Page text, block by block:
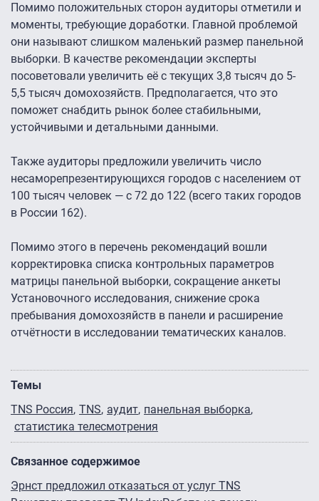
Помимо положительных сторон аудиторы отметили и
моменты, требующие доработки. Главной проблемой
они называют слишком маленький размер панельной
выборки. В качестве рекомендации эксперты
посоветовали увеличить её с текущих 3,8 тысяч до 5-
5,5 тысяч домохозяйств. Предполагается, что это
поможет снабдить рынок более стабильными,
устойчивыми и детальными данными.
Также аудиторы предложили увеличить число
несаморепрезентирующихся городов с населением от
100 тысяч человек — с 72 до 122 (всего таких городов
в России 162).
Помимо этого в перечень рекомендаций вошли
корректировка списка контрольных параметров
матрицы панельной выборки, сокращение анкеты
Установочного исследования, снижение срока
пребывания домохозяйств в панели и расширение
отчётности в исследовании тематических каналов.
Темы
TNS Россия TNS аудит панельная выборка
статистика телесмотрения
Связанное содержимое
Эрнст предложил отказаться от услуг TNS